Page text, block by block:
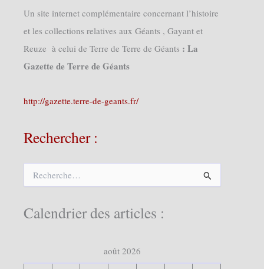
Un site internet complémentaire concernant l’histoire
et les collections relatives aux Géants , Gayant et
Reuze à celui de Terre de Terre de Géants : La
Gazette de Terre de Géants
http://gazette.terre-de-geants.fr/
Rechercher :
e
e
Calendrier des articles :
août 2026